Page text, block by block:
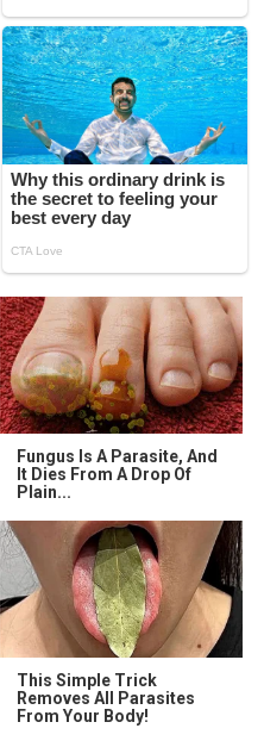
Fungus Is A Parasite, And
It Dies From A Drop Of
Plain...
This Simple Trick
Removes All Parasites
From Your Body!